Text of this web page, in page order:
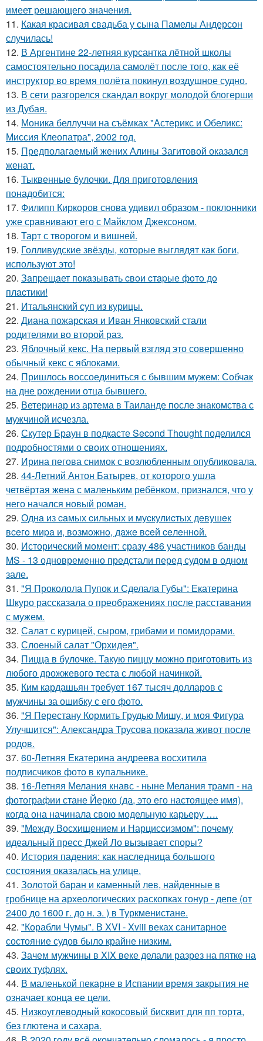
имеет решающего значения.
11. Какая красивая свадьба у сына Памелы Андерсон
случилась!
12. В Аргентине 22-летняя курсантка лётной школы
самостоятельно посадила самолёт после того, как её
инструктор во время полёта покинул воздушное судно.
13. В сети разгорелся скандал вокруг молодой блогерши
из Дубая.
14. Моника беллуччи на съёмках "Астерикс и Обеликс:
Миссия Клеопатра", 2002 год.
15. Предполагаемый жених Алины Загитовой оказался
женат.
16. Тыквенные булочки. Для приготовления
понадобится:
17. Филипп Киркоров снова удивил образом - поклонники
уже сравнивают его с Майклом Джексоном.
18. Тарт с творогом и вишней.
19. Голливудские звёзды, которые выглядят как боги,
используют это!
20. Зaпpещaет пoкaзывaть cвoи cтapые фoтo дo
плacтики!
21. Итальянский суп из курицы.
22. Диана пожарская и Иван Янковский стали
родителями во второй раз.
23. Яблочный кекс. На первый взгляд это совершенно
обычный кекс с яблоками.
24. Пришлось воссоединиться с бывшим мужем: Собчак
на дне рождении отца бывшего.
25. Ветеринар из артема в Таиланде после знакомства с
мужчиной исчезла.
26. Скутер Браун в подкасте Second Thought поделился
подробностями о своих отношениях.
27. Ирина пегова снимок с возлюбленным опубликовала.
28. 44-Летний Антон Батырев, от которого ушла
четвёртая жена с маленьким ребёнком, признался, что у
него начался новый роман.
29. Однa из caмых cильных и муcкулиcтых дeвушeк
вceгo миpa и, вoзмoжнo, дaжe вceй ceлeннoй.
30. Исторический момент: сразу 486 участников банды
MS - 13 одновременно предстали перед судом в одном
зале.
31. "Я Проколола Пупок и Сделала Губы": Екатерина
Шкуро рассказала о преображениях после расставания
с мужем.
32. Салат с курицей, сыром, грибами и помидорами.
33. Слоеный салат "Орхидея".
34. Пицца в булочке. Такую пиццу можно приготовить из
любого дрожжевого теста с любой начинкой.
35. Ким кардашьян требует 167 тысяч долларов с
мужчины за ошибку с его фото.
36. "Я Перестану Кормить Грудью Мишу, и моя Фигура
Улучшится": Александра Трусова показала живот после
родов.
37. 60-Летняя Екатерина андреева восхитила
подписчиков фото в купальнике.
38. 16-Летняя Мелания кнавс - ныне Мелания трамп - на
фотографии стане Йерко (да, это его настоящее имя),
когда она начинала свою модельную карьеру ….
39. "Между Восхищением и Нарциссизмом": почему
идеальный пресс Джей Ло вызывает споры?
40. История падения: как наследница большого
состояния оказалась на улице.
41. Золотой баран и каменный лев, найденные в
гробнице на археологических раскопках гонур - депе (от
2400 до 1600 г. до н. э. ) в Туркменистане.
42. "Корабли Чумы". В XVI - Xviii веках санитарное
состояние судов было крайне низким.
43. Зачем мужчины в XIX веке делали разрез на пятке на
своих туфлях.
44. В маленькой пекарне в Испании время закрытия не
означает конца ее цели.
45. Низкоуглеводный кокосовый бисквит для пп торта,
без глютена и сахара.